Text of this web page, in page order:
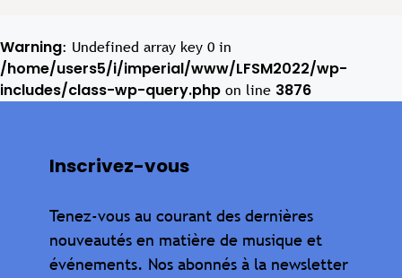
Warning: Undefined array key 0 in
/home/users5/i/imperial/www/LFSM2022/wp-
includes/class-wp-query.php on line 3876
Inscrivez-vous
Tenez-vous au courant des dernières
nouveautés en matière de musique et
événements. Nos abonnés à la newsletter